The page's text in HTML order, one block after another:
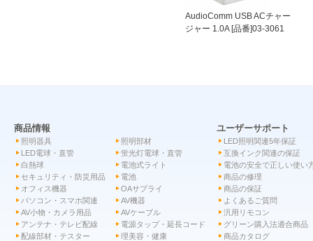
AudioComm USB ACチャー
ジャー 1.0A [品番]03-3061
商品情報
照明器具
照明部材
LED電球・直管
蛍光灯電球・直管
白熱球
電池式ライト
セキュリティ・防災用品
電池
オフィス機器
OAサプライ
パソコン・スマホ関連
AV機器
AV小物・カメラ用品
AVケーブル
アンテナ・テレビ配線
電源タップ・延長コード
配線部材・テスター
理美容・健康
ユーザーサポート
LED照明関連5年保証
互換インク関連の保証
電池の安全で正しい使い
商品の修理
商品の保証
よくあるご質問
汎用リモコン
グリーン購入法適合商品
商品カタログ